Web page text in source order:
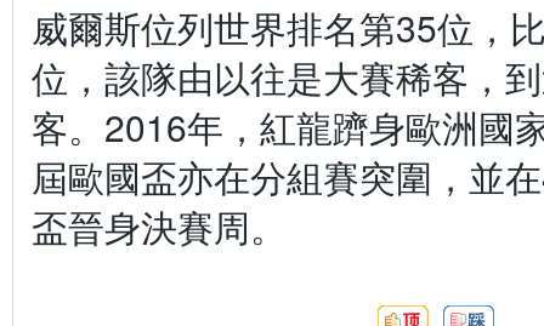
威爾斯位列世界排名第35位，
位，該隊由以往是大賽稀客，
客。2016年，紅龍躋身歐洲國
屆歐國盃亦在分組賽突圍，並
盃晉身決賽周。
頂:
踩: